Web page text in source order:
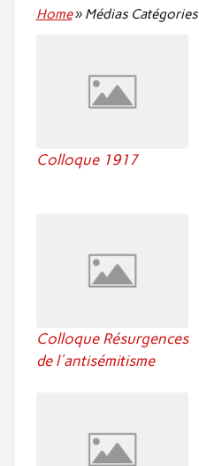
Home» Médias Catégories
Colloque 1917
Colloque Résurgences
de l'antisémitisme